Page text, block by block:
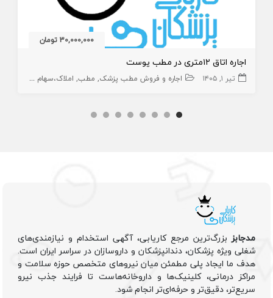
30,000,000 تومان
اجاره اتاق ۱۲متری در مطب پوست
تیر ۱, ۱۴۰۵ اجاره و فروش مطب پزشک مطب املاک،سهام و امتیاز
مدجابزبزرگ‌ترین مرجع کاریابی، آگهی استخدام و نیازمندی‌های
شغلی ویژه پزشکان، دندانپزشکان و داروسازان در سراسر ایران است.
هدف ما ایجاد پلی مطمئن میان نیروهای متخصص حوزه سلامت و
مراکز درمانی، کلینیک‌ها و داروخانه‌هاست تا فرایند جذب نیرو
سریع‌تر، دقیق‌تر و حرفه‌ای‌تر انجام شود.